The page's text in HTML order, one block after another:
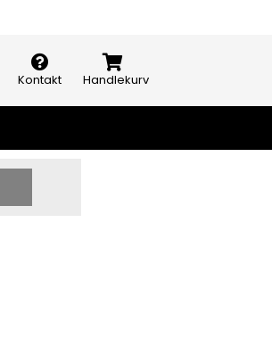
Kontakt Handlekurv